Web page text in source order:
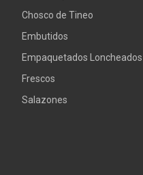
Chosco de Tineo
Embutidos
Empaquetados Loncheados
Frescos
Salazones